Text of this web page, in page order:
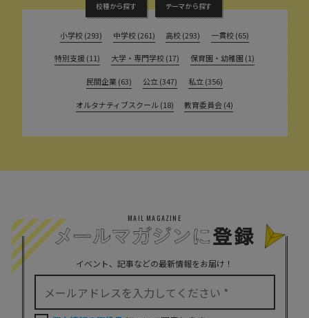
校種から探す テーマから探す
小学校 (293) 中学校 (261) 高校 (293) 一貫校 (65)
特別支援 (11) 大学・専門学校 (17) 保育園・幼稚園 (1)
民間企業 (63) 公立 (347) 私立 (356)
オルタナティブスクール (18) 教育委員会 (4)
MAIL MAGAZINE
イベント、記事などの最新情報をお届け！